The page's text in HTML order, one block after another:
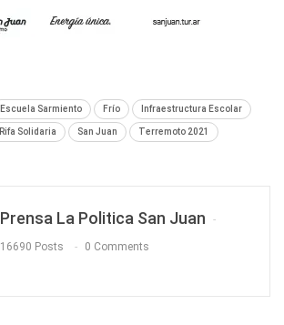
Escuela Sarmiento Frío Infraestructura Escolar
Rifa Solidaria San Juan Terremoto 2021
Prensa La Politica San Juan
16690 Posts 0 Comments